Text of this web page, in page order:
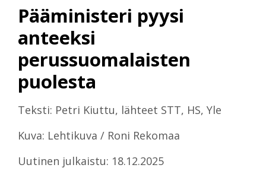
Pääministeri pyysi
anteeksi
perussuomalaisten
puolesta
Teksti: Petri Kiuttu, lähteet STT, HS, Yle
Kuva: Lehtikuva / Roni Rekomaa
Uutinen julkaistu: 18.12.2025